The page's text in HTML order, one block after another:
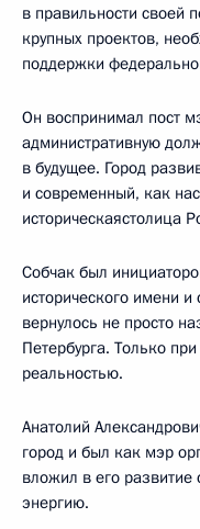
в правильности своей
крупных проектов,
поддержки
Он воспринимал пост
административную
в будущее. Город
и современный, как
историческаястолица
Собчак был
исторического имени
вернулось не просто
Петербурга. Только
реальностью.
Анатолий
город и был как мэр
вложил в его развитие
энергию.